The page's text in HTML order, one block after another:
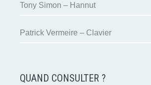
Tony Simon – Hannut
Patrick Vermeire – Clavier
QUAND CONSULTER ?